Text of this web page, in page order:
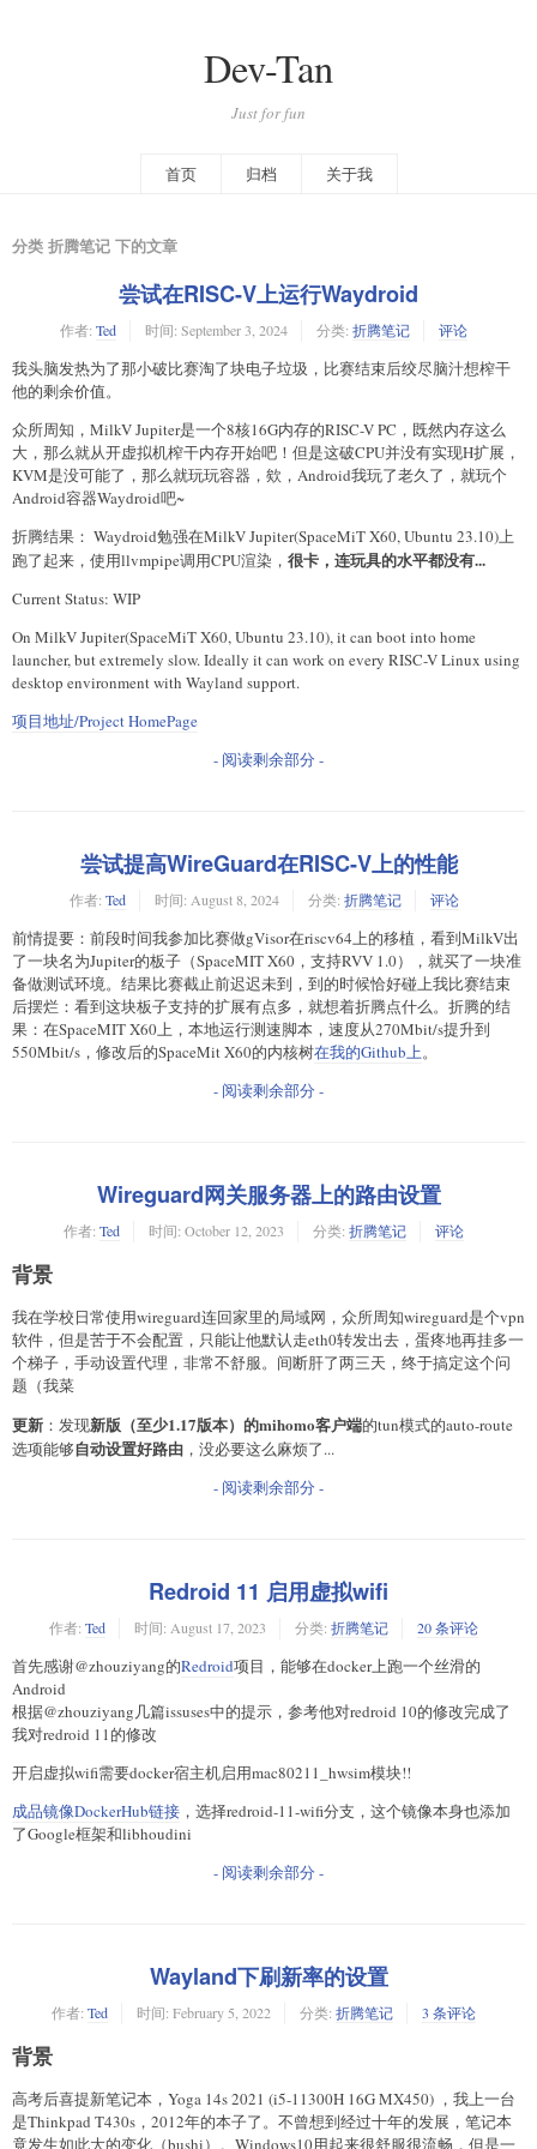
Dev-Tan
Just for fun
首页 归档 关于我
分类 折腾笔记 下的文章
尝试在RISC-V上运行Waydroid
作者: Ted 时间: September 3, 2024 分类: 折腾笔记 评论
我头脑发热为了那小破比赛淘了块电子垃圾，比赛结束后绞尽脑汁想榨干
他的剩余价值。
众所周知，MilkV Jupiter是一个8核16G内存的RISC-V PC，既然内存这么
大，那么就从开虚拟机榨干内存开始吧！但是这破CPU并没有实现H扩展，
KVM是没可能了，那么就玩玩容器，欸，Android我玩了老久了，就玩个
Android容器Waydroid吧~
折腾结果： Waydroid勉强在MilkV Jupiter(SpaceMiT X60, Ubuntu 23.10)上
跑了起来，使用llvmpipe调用CPU渲染， 很卡，连玩具的水平都没有...
Current Status: WIP
On MilkV Jupiter(SpaceMiT X60, Ubuntu 23.10), it can boot into home
launcher, but extremely slow. Ideally it can work on every RISC-V Linux using
desktop environment with Wayland support.
项目地址/Project HomePage
- 阅读剩余部分 -
尝试提高WireGuard在RISC-V上的性能
作者: Ted 时间: August 8, 2024 分类: 折腾笔记 评论
前情提要：前段时间我参加比赛做gVisor在riscv64上的移植，看到MilkV出
了一块名为Jupiter的板子（SpaceMIT X60，支持RVV 1.0），就买了一块准
备做测试环境。结果比赛截止前迟迟未到，到的时候恰好碰上我比赛结束
后摆烂：看到这块板子支持的扩展有点多，就想着折腾点什么。折腾的结
果：在SpaceMIT X60上，本地运行测速脚本，速度从270Mbit/s提升到
550Mbit/s，修改后的SpaceMit X60的内核树在我的Github上。
- 阅读剩余部分 -
Wireguard网关服务器上的路由设置
作者: Ted 时间: October 12, 2023 分类: 折腾笔记 评论
背景
我在学校日常使用wireguard连回家里的局域网，众所周知wireguard是个vpn
软件，但是苦于不会配置，只能让他默认走eth0转发出去，蛋疼地再挂多一
个梯子，手动设置代理，非常不舒服。间断肝了两三天，终于搞定这个问
题（我菜
更新 ：发现新版（至少1.17版本）的mihomo客户端的tun模式的auto-route
选项能够自动设置好路由 ，没必要这么麻烦了...
- 阅读剩余部分 -
Redroid 11 启用虚拟wifi
作者: Ted 时间: August 17, 2023 分类: 折腾笔记 20 条评论
首先感谢@zhouziyang的Redroid项目，能够在docker上跑一个丝滑的
Android
根据@zhouziyang几篇issuses中的提示，参考他对redroid 10的修改完成了
我对redroid 11的修改
开启虚拟wifi需要docker宿主机启用mac80211_hwsim模块!!
成品镜像DockerHub链接 ，选择redroid-11-wifi分支，这个镜像本身也添加
了Google框架和libhoudini
- 阅读剩余部分 -
Wayland下刷新率的设置
作者: Ted 时间: February 5, 2022 分类: 折腾笔记 3 条评论
背景
高考后喜提新笔记本，Yoga 14s 2021 (i5-11300H 16G MX450) ，我上一台
是Thinkpad T430s，2012年的本子了。不曾想到经过十年的发展，笔记本
竟发生如此大的变化（bushi）。Windows10用起来很舒服很流畅，但是一